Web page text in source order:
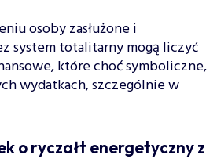
osoby zasłużone i
system totalitarny mogą liczyć
które choć symboliczne,
wydatkach, szczególnie w
o ryczałt energetyczny z